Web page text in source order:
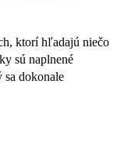
ktorí hľadajú niečo
sú naplnené
sa dokonale